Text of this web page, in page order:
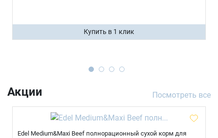
Купить в 1 клик
Акции Посмотреть все
Edel Medium&Maxi Beef полнорационный сухой корм для